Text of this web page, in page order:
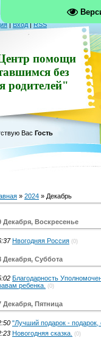
|Вход|RSS
помощи
без
родителей"
Вас Гость
» 2024 » Декабрь
Декабря, Воскресенье
Нвогодняя Россия (0)
Декабря, Суббота
Благодарность
ребенка.
(0)
Декабря, Пятница
"Лучший подарок -
Новогодняя сказка. (0)